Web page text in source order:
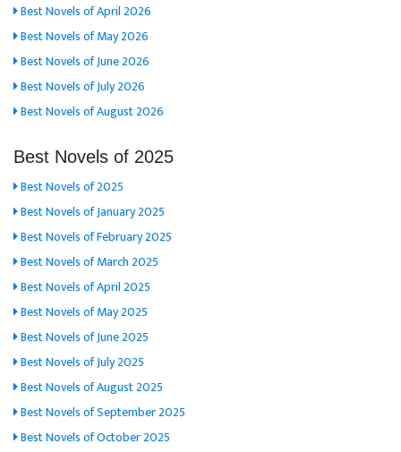
Best Novels of April 2026
Best Novels of May 2026
Best Novels of June 2026
Best Novels of July 2026
Best Novels of August 2026
Best Novels of 2025
Best Novels of 2025
Best Novels of January 2025
Best Novels of February 2025
Best Novels of March 2025
Best Novels of April 2025
Best Novels of May 2025
Best Novels of June 2025
Best Novels of July 2025
Best Novels of August 2025
Best Novels of September 2025
Best Novels of October 2025